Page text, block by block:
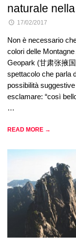
naturale
17/02/2017
Non è necessario
colori delle
Geopark (甘肃张掖
spettacolo che parla
possibilità
esclamare: “così
…
READ MORE →